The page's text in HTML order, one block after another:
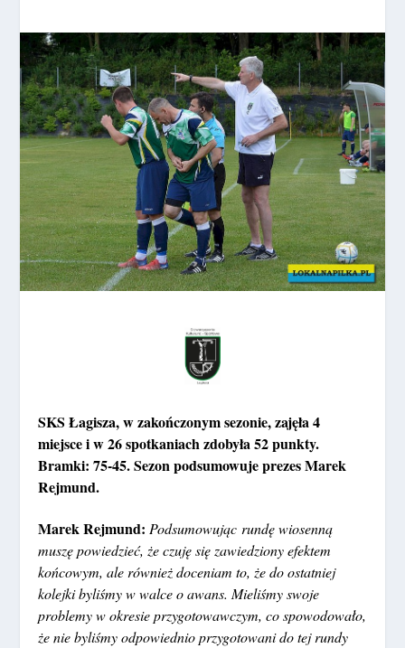
SKS Łagisza, w zakończonym sezonie, zajęła 4
miejsce i w 26 spotkaniach zdobyła 52 punkty.
Bramki: 75-45. Sezon podsumowuje prezes Marek
Rejmund.
Marek Rejmund:Podsumowując rundęwiosenną
muszępowiedzieć, że czujęsięzawiedziony efektem
końcowym, alerównieżdoceniam to, że do ostatniej
kolejkibyliśmyw walce o awans.Mieliśmyswoje
problemy w okresie przygotowawczym, cospowodowało,
że niebyliśmyodpowiednio przygotowani do tej rundy